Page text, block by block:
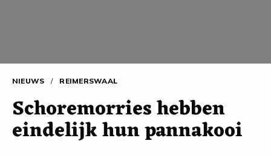
NIEUWS / REIMERSWAAL
Schoremorries hebben
eindelijk hun pannakooi